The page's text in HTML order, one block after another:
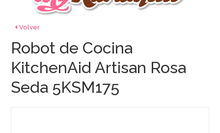
Volver
Robot de Cocina
KitchenAid Artisan Rosa
Seda 5KSM175